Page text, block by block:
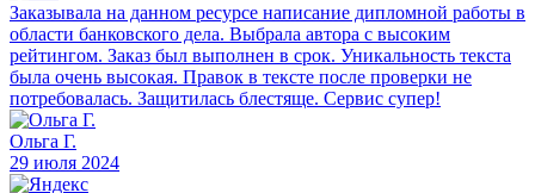
Заказывала на данном ресурсе написание дипломной работы в
области банковского дела. Выбрала автора с высоким
рейтингом. Заказ был выполнен в срок. Уникальность текста
была очень высокая. Правок в тексте после проверки не
потребовалась. Защитилась блестяще. Сервис супер!
Ольга Г.
29 июля 2024